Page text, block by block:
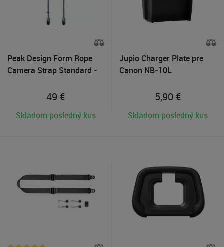
Peak Design Form Rope
Camera Strap Standard -
49 €
Skladom posledný kus
Jupio Charger Plate pre
Canon NB-10L
5,90 €
Skladom posledný kus